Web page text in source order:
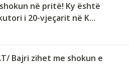
në pritë! Ky është
i 20-vjeçarit në K...
Bajri zihet me shokun e